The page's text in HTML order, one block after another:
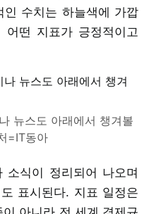
수치는 하늘색에 가깝
떤 지표가 긍정적이고
뉴스도 아래에서 챙겨볼
=IT동아
소식이 정리되어 나오며
표시된다. 지표 일정은